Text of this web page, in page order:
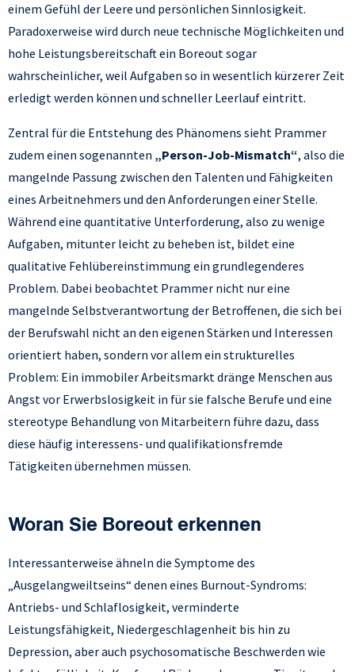
einem Gefühl der Leere und persönlichen Sinnlosigkeit.
Paradoxerweise wird durch neue technische Möglichkeiten und
hohe Leistungsbereitschaft ein Boreout sogar
wahrscheinlicher, weil Aufgaben so in wesentlich kürzerer Zeit
erledigt werden können und schneller Leerlauf eintritt.
Zentral für die Entstehung des Phänomens sieht Prammer
zudem einen sogenannten „Person-Job-Mismatch“, also die
mangelnde Passung zwischen den Talenten und Fähigkeiten
eines Arbeitnehmers und den Anforderungen einer Stelle.
Während eine quantitative Unterforderung, also zu wenige
Aufgaben, mitunter leicht zu beheben ist, bildet eine
qualitative Fehlübereinstimmung ein grundlegenderes
Problem. Dabei beobachtet Prammer nicht nur eine
mangelnde Selbstverantwortung der Betroffenen, die sich bei
der Berufswahl nicht an den eigenen Stärken und Interessen
orientiert haben, sondern vor allem ein strukturelles
Problem: Ein immobiler Arbeitsmarkt dränge Menschen aus
Angst vor Erwerbslosigkeit in für sie falsche Berufe und eine
stereotype Behandlung von Mitarbeitern führe dazu, dass
diese häufig interessens- und qualifikationsfremde
Tätigkeiten übernehmen müssen.
Woran Sie Boreout erkennen
Interessanterweise ähneln die Symptome des
„Ausgelangweiltseins“ denen eines Burnout-Syndroms:
Antriebs- und Schlaflosigkeit, verminderte
Leistungsfähigkeit, Niedergeschlagenheit bis hin zu
Depression, aber auch psychosomatische Beschwerden wie